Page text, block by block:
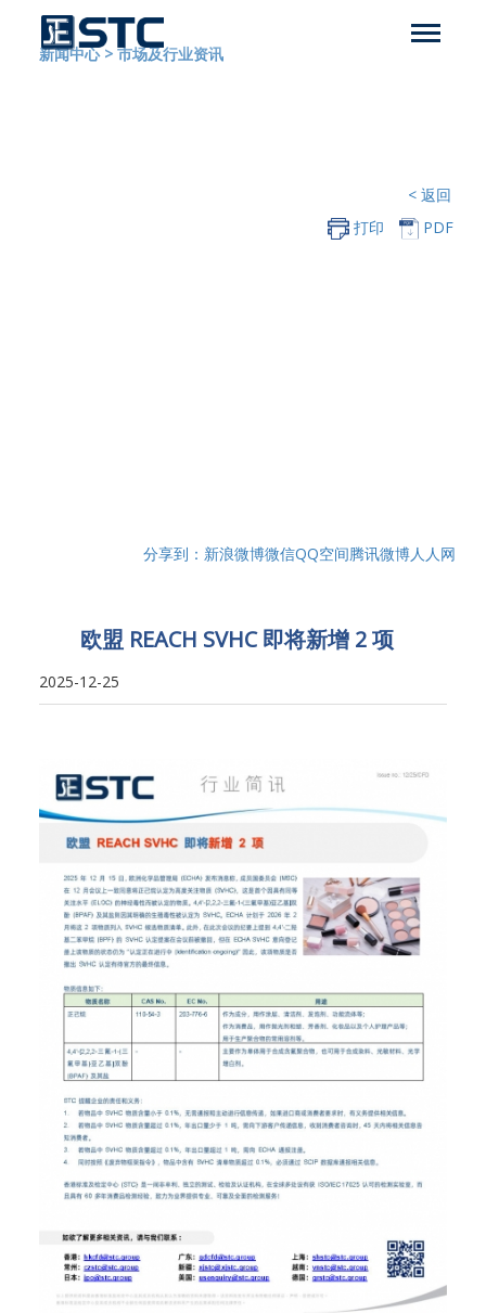
新闻中心 > 市场及行业资讯
< 返回
打印
PDF
分享到： 新浪微博微信QQ空间腾讯微博人人网
欧盟 REACH SVHC 即将新增 2 项
2025-12-25